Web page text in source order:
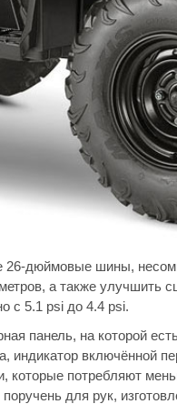
26-дюймовые шины,
а также улучшить
с 5.1 psi до 4.4 psi.
панель, на которой
индикатор включённой
которые потребляют
для рук,